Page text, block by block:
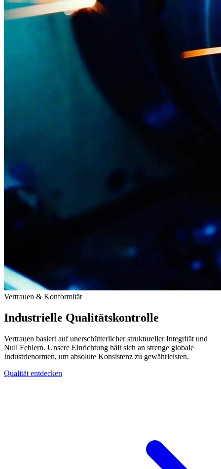
Vertrauen & Konformität
Industrielle Qualitätskontrolle
Vertrauen basiert auf unerschütterlicher struktureller Integrität und
Null Fehlern. Unsere Einrichtung hält sich an strenge globale
Industrienormen, um absolute Konsistenz zu gewährleisten.
Qualität entdecken